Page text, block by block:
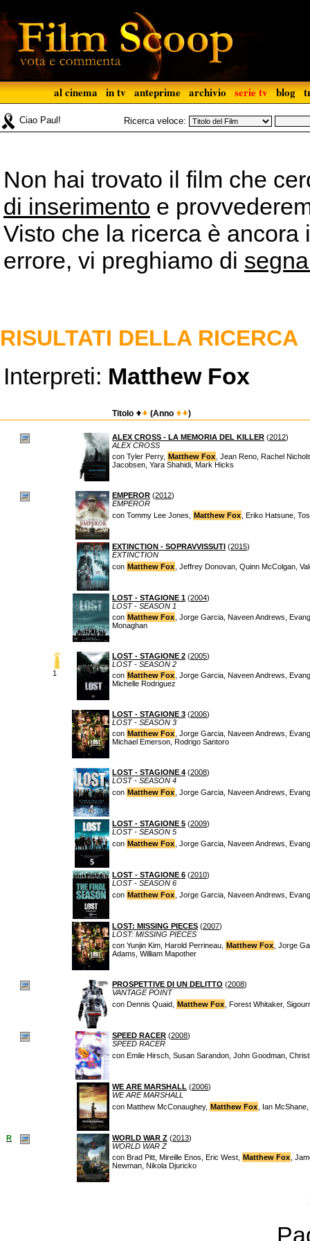
al cinema in tv anteprime archivio serie tv blog
Ciao Paul! Ricerca veloce:
Non hai trovato il film che
di inserimento e
Visto che la ricerca è
errore, vi preghiamo di
RISULTATI DELLA RICERCA
Interpreti: Matthew Fox
Titolo (Anno )
ALEX CROSS - LA MEMORIA DEL KILLER (2012)
ALEX CROSS
con Tyler Perry, Matthew Fox , Jean Reno, Rachel
Jacobsen, Yara Shahidi, Mark Hicks
EMPEROR (2012)
EMPEROR
con Tommy Lee Jones, Matthew Fox , Eriko Hatsune,
EXTINCTION - SOPRAVVISSUTI (2015)
EXTINCTION
con Matthew Fox , Jeffrey Donovan, Quinn McColgan,
LOST - STAGIONE 1 (2004)
LOST - SEASON 1
con Matthew Fox , Jorge Garcia, Naveen Andrews,
Monaghan
1
LOST - STAGIONE 2 (2005)
LOST - SEASON 2
con Matthew Fox , Jorge Garcia, Naveen Andrews,
Michelle Rodriguez
LOST - STAGIONE 3 (2006)
LOST - SEASON 3
con Matthew Fox , Jorge Garcia, Naveen Andrews,
Michael Emerson, Rodrigo Santoro
LOST - STAGIONE 4 (2008)
LOST - SEASON 4
con Matthew Fox , Jorge Garcia, Naveen Andrews,
LOST - STAGIONE 5 (2009)
LOST - SEASON 5
con Matthew Fox , Jorge Garcia, Naveen Andrews,
LOST - STAGIONE 6 (2010)
LOST - SEASON 6
con Matthew Fox , Jorge Garcia, Naveen Andrews,
LOST: MISSING PIECES (2007)
LOST: MISSING PIECES
con Yunjin Kim, Harold Perrineau, Matthew Fox , Jorge
Adams, William Mapother
PROSPETTIVE DI UN DELITTO (2008)
VANTAGE POINT
con Dennis Quaid, Matthew Fox , Forest Whitaker,
SPEED RACER (2008)
SPEED RACER
con Emile Hirsch, Susan Sarandon, John Goodman,
WE ARE MARSHALL (2006)
WE ARE MARSHALL
con Matthew McConaughey, Matthew Fox , Ian
R WORLD WAR Z (2013)
WORLD WAR Z
con Brad Pitt, Mireille Enos, Eric West, Matthew Fox ,
Newman, Nikola Djuricko